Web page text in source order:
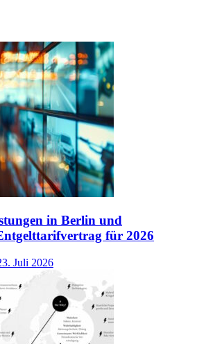
in Berlin und
für 2026
Juli 2026